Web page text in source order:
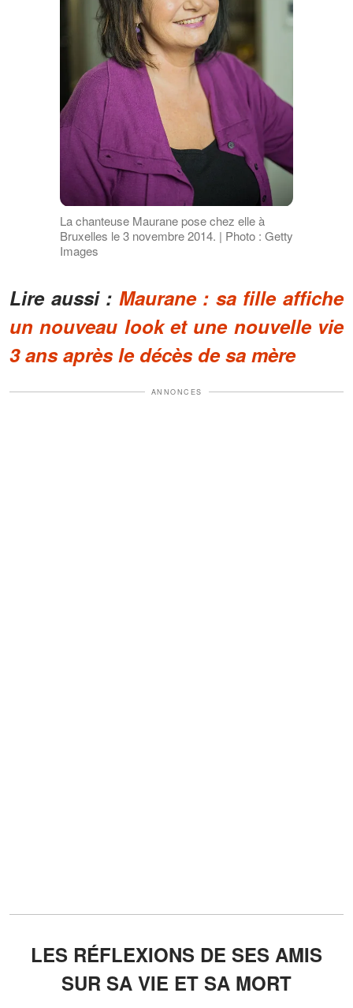
La chanteuse Maurane pose chez elle à
Bruxelles le 3 novembre 2014. | Photo : Getty
Images
Lire aussi : Maurane : sa fille affiche
un nouveau look et une nouvelle vie
3 ans après le décès de sa mère
ANNONCES
LES RÉFLEXIONS DE SES AMIS
SUR SA VIE ET SA MORT